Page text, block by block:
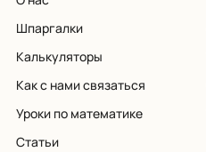
Шпаргалки
Калькуляторы
Как с нами связаться
Уроки по математике
Статьи